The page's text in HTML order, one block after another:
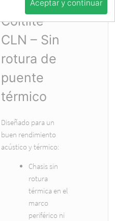
Coltlite
CLN – Sin
rotura de
puente
térmico
Diseñado para un
buen rendimiento
acústico y térmico:
Chasis sin
rotura
térmica en el
marco
periférico ni
Aceptar y continuar